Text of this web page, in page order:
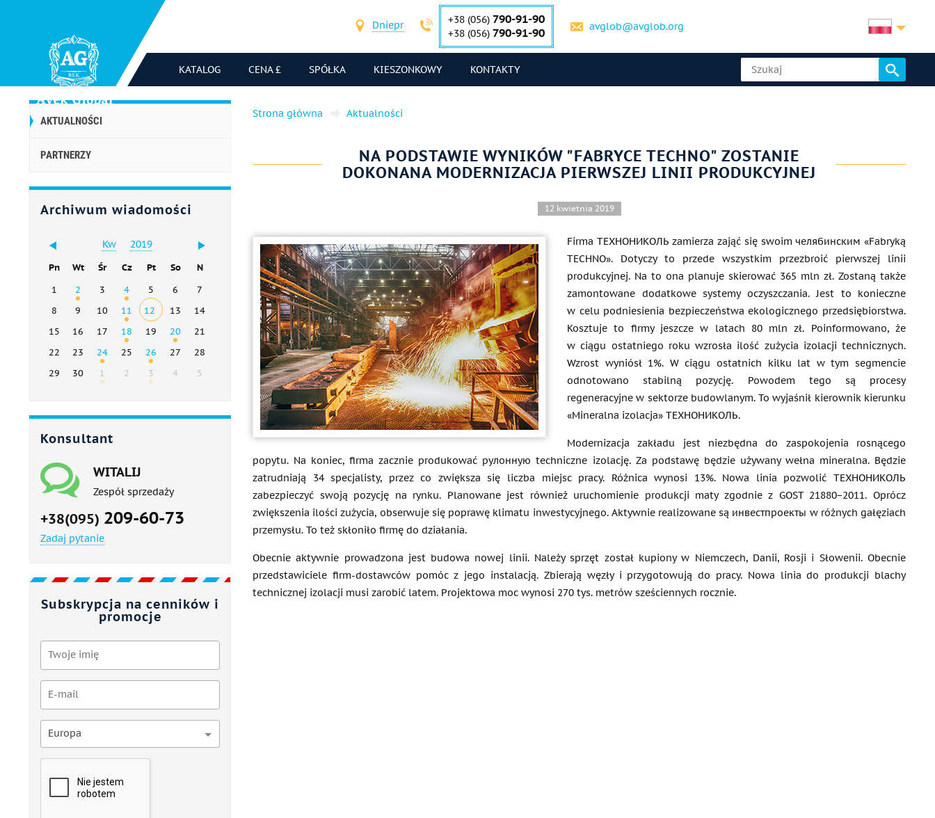
Dniepr +38 (056) 790-91-90
+38 (056) 790-91-90 avglob@avglob.org
KATALOG CENA £ SPÓŁKA KIESZONKOWY KONTAKTY
AKTUALNOŚCI
PARTNERZY
Archiwum wiadomości
Kw 2019
Pn Wt Śr Cz Pt So
N
1
2 3 4 5 6
7
8
9 10 11 12 13
14
15
16 17 18 19 20
21
22
23 24 25 26 27
28
29
30 1 2 3 4 5
Konsultant
WITALIJ
Zespół sprzedaży
+38(095) 209-60-73
Zadaj pytanie
Subskrypcja na cenników i
promocje
Europa
Strona główna Aktualności
NA PODSTAWIE WYNIKÓW "FABRYCE TECHNO" ZOSTANIE
DOKONANA MODERNIZACJA PIERWSZEJ LINII PRODUKCYJNEJ
12 kwietnia 2019
Firma ТЕХНОНИКОЛЬ zamierza zająć się swoim челябинским «Fabryką
TECHNO». Dotyczy to przede wszystkim przezbroić pierwszej linii
produkcyjnej. Na to ona planuje skierować 365 mln zł. Zostaną także
zamontowane dodatkowe systemy oczyszczania. Jest to konieczne
w celu podniesienia bezpieczeństwa ekologicznego przedsiębiorstwa.
Kosztuje to firmy jeszcze w latach 80 mln zł. Poinformowano, że
w ciągu ostatniego roku wzrosła ilość zużycia izolacji technicznych.
Wzrost wyniósł 1%. W ciągu ostatnich kilku lat w tym segmencie
odnotowano stabilną pozycję. Powodem tego są procesy
regeneracyjne w sektorze budowlanym. To wyjaśnił kierownik kierunku
«Mineralna izolacja» ТЕХНОНИКОЛЬ.
Modernizacja zakładu jest niezbędna do zaspokojenia rosnącego
popytu. Na koniec, firma zacznie produkować рулонную techniczne izolację. Za podstawę będzie używany wełna mineralna. Będzie
zatrudniają 34 specjalisty, przez co zwiększa się liczba miejsc pracy. Różnica wynosi 13%. Nowa linia pozwolić ТЕХНОНИКОЛЬ
zabezpieczyć swoją pozycję na rynku. Planowane jest również uruchomienie produkcji maty zgodnie z GOST 21880−2011. Oprócz
zwiększenia ilości zużycia, obserwuje się poprawę klimatu inwestycyjnego. Aktywnie realizowane są инвестпроекты w różnych gałęziach
przemysłu. To też skłoniło firmę do działania.
Obecnie aktywnie prowadzona jest budowa nowej linii. Należy sprzęt został kupiony w Niemczech, Danii, Rosji i Słowenii. Obecnie
przedstawiciele firm-dostawców pomóc z jego instalacją. Zbierają węzły i przygotowują do pracy. Nowa linia do produkcji blachy
technicznej izolacji musi zarobić latem. Projektowa moc wynosi 270 tys. metrów sześciennych rocznie.